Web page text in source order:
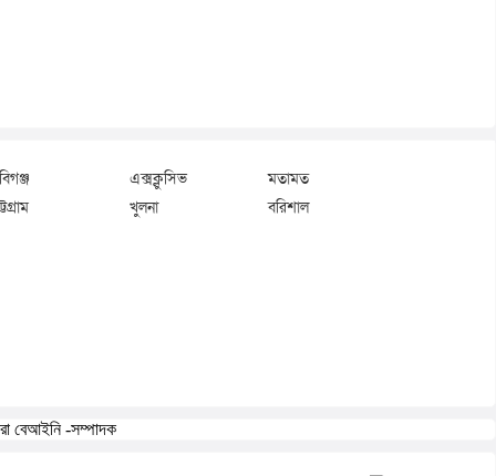
এক্সক্লুসিভ
মতামত
খুলনা বরিশাল
বেআইনি -সম্পাদক